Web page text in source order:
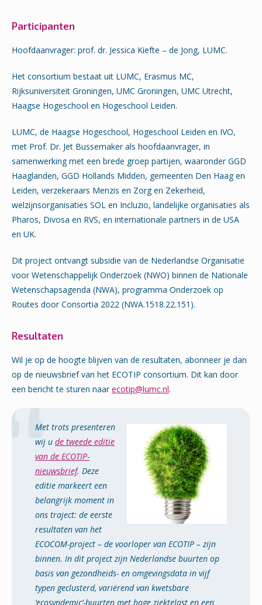
Participanten
Hoofdaanvrager: prof. dr. Jessica Kiefte – de Jong, LUMC.
Het consortium bestaat uit LUMC, Erasmus MC,
Rijksuniversiteit Groningen, UMC Groningen, UMC Utrecht,
Haagse Hogeschool en Hogeschool Leiden.
LUMC, de Haagse Hogeschool, Hogeschool Leiden en IVO,
met Prof. Dr. Jet Bussemaker als hoofdaanvrager, in
samenwerking met een brede groep partijen, waaronder GGD
Haaglanden, GGD Hollands Midden, gemeenten Den Haag en
Leiden, verzekeraars Menzis en Zorg en Zekerheid,
welzijnsorganisaties SOL en Incluzio, landelijke organisaties als
Pharos, Divosa en RVS, en internationale partners in de USA
en UK.
Dit project ontvangt subsidie van de Nederlandse Organisatie
voor Wetenschappelijk Onderzoek (NWO) binnen de Nationale
Wetenschapsagenda (NWA), programma Onderzoek op
Routes door Consortia 2022 (NWA.1518.22.151).
Resultaten
Wil je op de hoogte blijven van de resultaten, abonneer je dan
op de nieuwsbrief van het ECOTIP consortium. Dit kan door
een bericht te sturen naarecotip@lumc.nl.
Met trots presenteren
wij u de tweede editie
van de ECOTIP-
nieuwsbrief. Deze
editie markeert een
belangrijk moment in
ons traject: de eerste
resultaten van het
ECOCOM-project – de voorloper van ECOTIP – zijn
binnen. In dit project zijn Nederlandse buurten op
basis van gezondheids- en omgevingsdata in vijf
typen geclusterd, variërend van kwetsbare
‘ecosyndemic’-buurten met hoge ziektelast en een